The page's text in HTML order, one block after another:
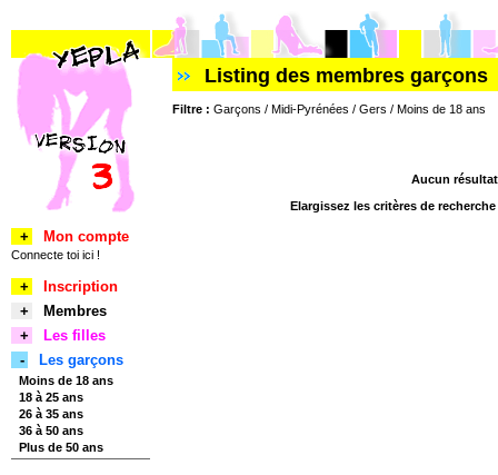
Listing des membres garçons
Filtre : Garçons / Midi-Pyrénées / Gers / Moins de 18 ans
Aucun
Elargissez les critères de
+ Mon compte
Connecte toi ici !
+
Inscription
+
Membres
+
Les filles
-
Les garçons
Moins de 18 ans
18 à 25 ans
26 à 35 ans
36 à 50 ans
Plus de 50 ans